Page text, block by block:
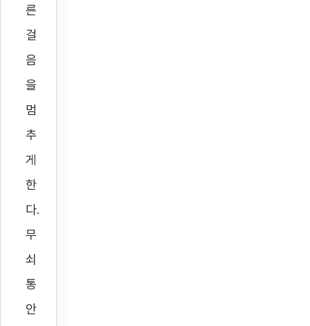
른
걸
음
을
멈
추
게
한
다.
무
쇠
통
안